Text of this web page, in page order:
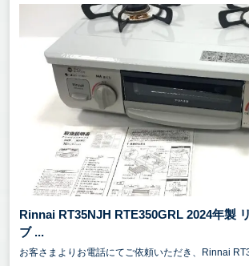
Rinnai RT35NJH RTE350GRL 2024年製
ブ ...
お客さまよりお電話にてご依頼いただき、Rinnai